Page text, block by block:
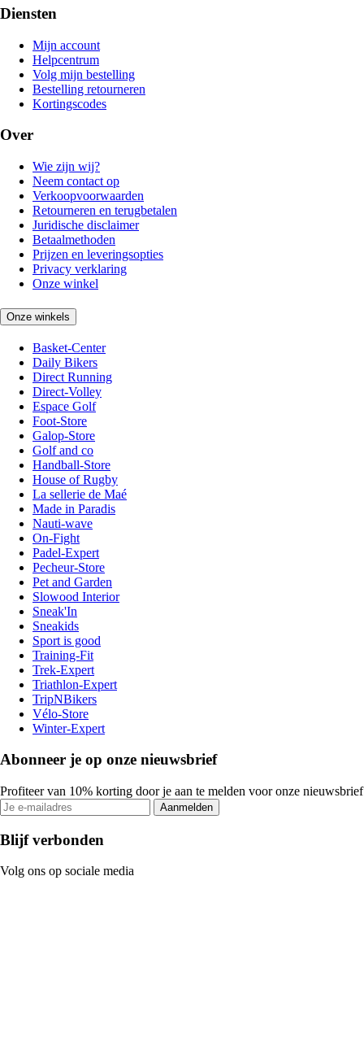
Diensten
Mijn account
Helpcentrum
Volg mijn bestelling
Bestelling retourneren
Kortingscodes
Over
Wie zijn wij?
Neem contact op
Verkoopvoorwaarden
Retourneren en terugbetalen
Juridische disclaimer
Betaalmethoden
Prijzen en leveringsopties
Privacy verklaring
Onze winkel
Onze winkels
Basket-Center
Daily Bikers
Direct Running
Direct-Volley
Espace Golf
Foot-Store
Galop-Store
Golf and co
Handball-Store
House of Rugby
La sellerie de Maé
Made in Paradis
Nauti-wave
On-Fight
Padel-Expert
Pecheur-Store
Pet and Garden
Slowood Interior
Sneak'In
Sneakids
Sport is good
Training-Fit
Trek-Expert
Triathlon-Expert
TripNBikers
Vélo-Store
Winter-Expert
Abonneer je op onze nieuwsbrief
Profiteer van 10% korting door je aan te melden voor onze nieuwsbrief
Aanmelden
Blijf verbonden
Volg ons op sociale media